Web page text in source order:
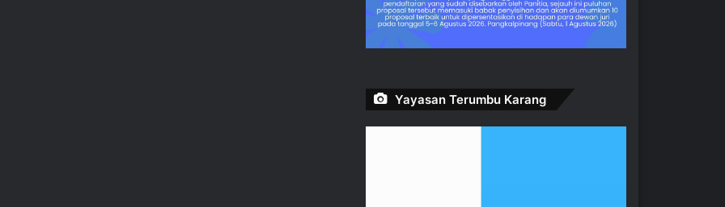
Yayasan Terumbu Karang